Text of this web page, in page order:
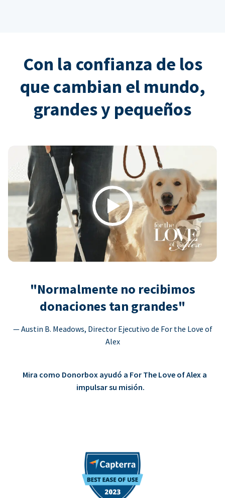
Con la confianza de los
que cambian el mundo,
grandes y pequeños
Play
"Normalmente no recibimos
donaciones tan grandes"
— Austin B. Meadows, Director Ejecutivo de For the Love of
Alex
Mira como Donorbox ayudó a For The Love of Alex a
impulsar su misión.